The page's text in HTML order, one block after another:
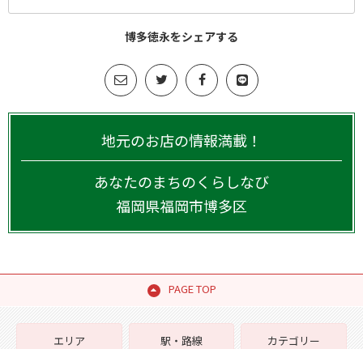
博多徳永をシェアする
地元のお店の情報満載！
あなたのまちのくらしなび
福岡県福岡市博多区
PAGE TOP
エリア
駅・路線
カテゴリー